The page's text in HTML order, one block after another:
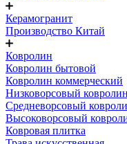
Керамогранит
Производство Китай
Ковролин
Ковролин бытовой
Ковролин коммерческий
Низковорсовый ковролин
Средневорсовый
Высоковорсовый
Ковровая плитка